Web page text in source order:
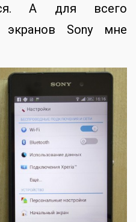
А для всего
экранов Sony мне